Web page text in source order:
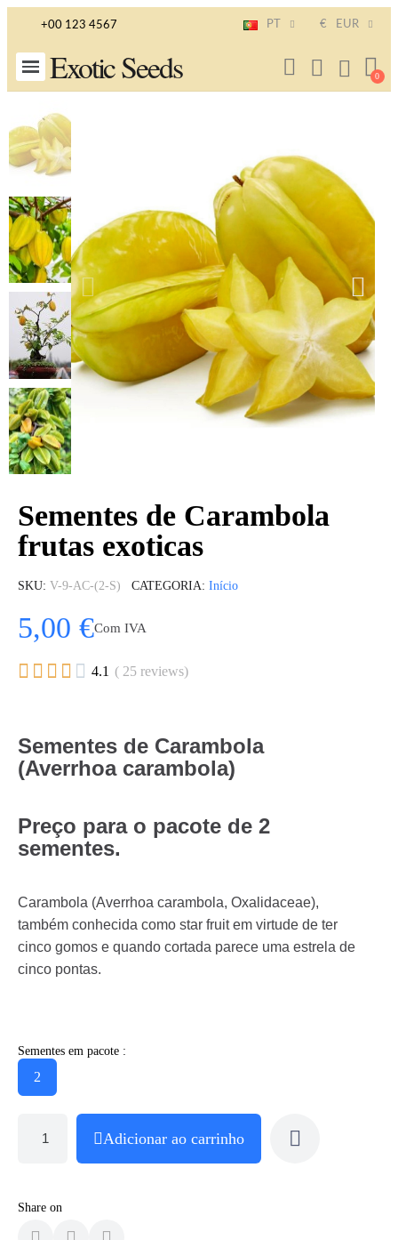
+00 123 4567 PT € EUR
Exotic Seeds
Sementes de Carambola
frutas exoticas
SKU V-9-AC-(2-S) CATEGORIA Início
5,00 €Com IVA
     4.1 ( 25 reviews)
Sementes de Carambola
(Averrhoa carambola)
Preço para o pacote de 2
sementes.
Carambola (Averrhoa carambola, Oxalidaceae),
também conhecida como star fruit em virtude de ter
cinco gomos e quando cortada parece uma estrela de
cinco pontas.
Sementes em pacote :
2
Adicionar ao carrinho
Share on